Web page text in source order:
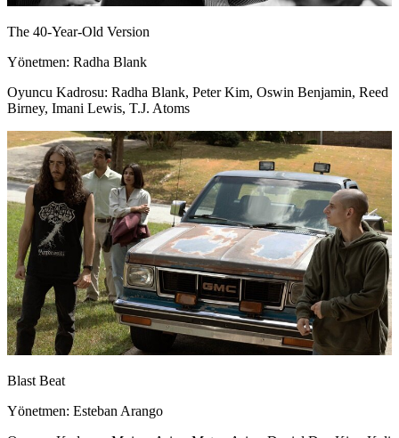
The 40-Year-Old Version
Yönetmen: Radha Blank
Oyuncu Kadrosu: Radha Blank, Peter Kim, Oswin Benjamin, Reed
Birney, Imani Lewis, T.J. Atoms
Blast Beat
Yönetmen: Esteban Arango